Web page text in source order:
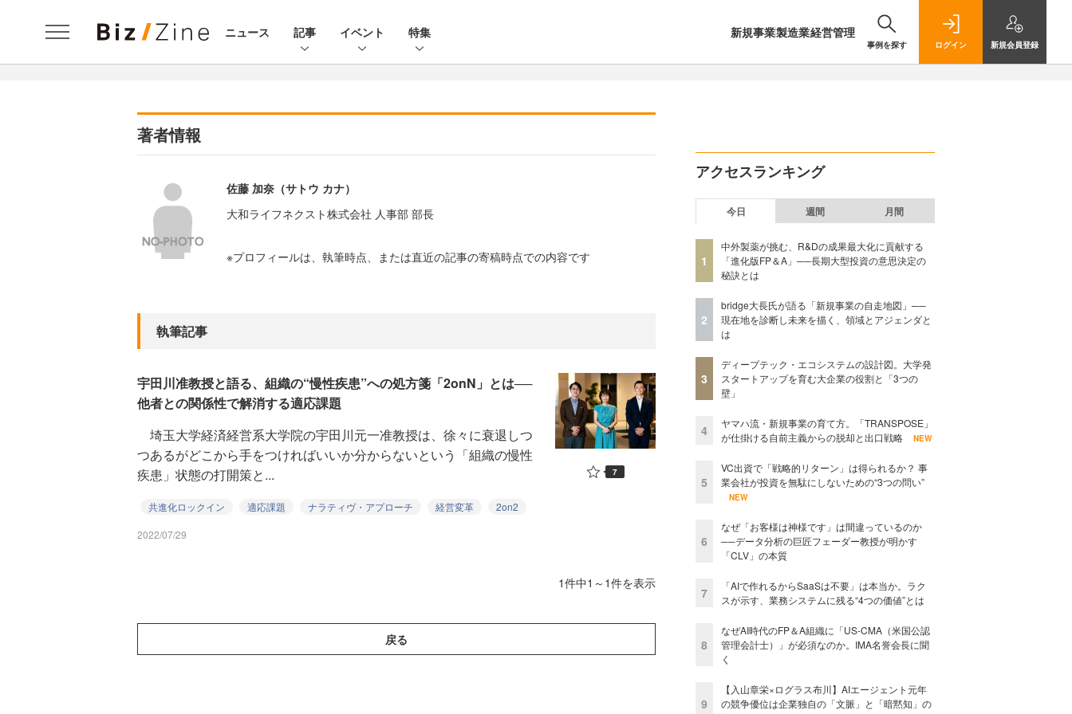
ニュース 記事 イベント 特集 新規事業製造業経営管理
事例を探す ログイン 新規会員登録
著者情報
佐藤 加奈（サトウ カナ）
大和ライフネクスト株式会社 人事部 部長
※プロフィールは、執筆時点、または直近の記事の寄稿時点での内容です
執筆記事
宇田川准教授と語る、組織の“慢性疾患”への処方箋「2onN」とは──
他者との関係性で解消する適応課題
埼玉大学経済経営系大学院の宇田川元一准教授は、徐々に衰退しつ
つあるがどこから手をつければいいか分からないという「組織の慢性
疾患」状態の打開策と...
共進化ロックイン 適応課題 ナラティヴ・アプローチ 経営変革 2on2
2022/07/29
7
1件中1～1件を表示
戻る
アクセスランキング
今日 週間 月間
1
中外製薬が挑む、R&Dの成果最大化に貢献する
「進化版FP＆A」──長期大型投資の意思決定の
秘訣とは
2
bridge大長氏が語る「新規事業の自走地図」──
現在地を診断し未来を描く、領域とアジェンダと
は
3
ディープテック・エコシステムの設計図。大学発
スタートアップを育む大企業の役割と「3つの
壁」
4
ヤマハ流・新規事業の育て方。「TRANSPOSE」
が仕掛ける自前主義からの脱却と出口戦略
NEW
5
VC出資で「戦略的リターン」は得られるか？ 事
業会社が投資を無駄にしないための“3つの問い”
NEW
6
なぜ「お客様は神様です」は間違っているのか
──データ分析の巨匠フェーダー教授が明かす
「CLV」の本質
7
「AIで作れるからSaaSは不要」は本当か。ラク
スが示す、業務システムに残る“4つの価値”とは
8
なぜAI時代のFP＆A組織に「US-CMA（米国公認
管理会計士）」が必須なのか。IMA名誉会長に聞
く
9
【入山章栄×ログラス布川】AIエージェント元年
の競争優位は企業独自の「文脈」と「暗黙知」の